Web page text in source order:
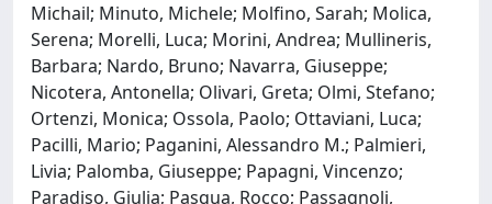
Michail; Minuto, Michele; Molfino, Sarah; Molica,
Serena; Morelli, Luca; Morini, Andrea; Mullineris,
Barbara; Nardo, Bruno; Navarra, Giuseppe;
Nicotera, Antonella; Olivari, Greta; Olmi, Stefano;
Ortenzi, Monica; Ossola, Paolo; Ottaviani, Luca;
Pacilli, Mario; Paganini, Alessandro M.; Palmieri,
Livia; Palomba, Giuseppe; Papagni, Vincenzo;
Paradiso, Giulia; Pasqua, Rocco; Passagnoli,